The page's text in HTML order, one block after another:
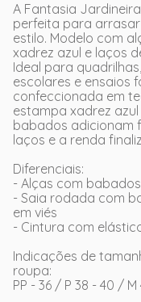
A Fantasia
perfeita para
estilo. Modelo com
xadrez azul e laços
Ideal para
escolares e ensaios
confeccionada em
estampa xadrez
babados adicionam
laços e a renda
Diferenciais:
- Alças com
- Saia rodada com
em viés
- Cintura com
Indicações de
roupa:
PP - 36 / P 38 - 40 /